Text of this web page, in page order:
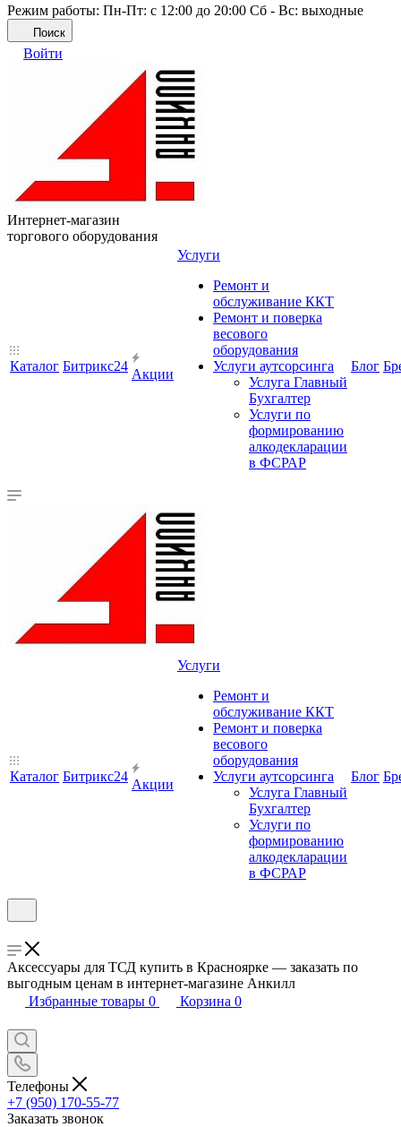
Режим работы: Пн-Пт: с 12:00 до 20:00 Сб - Вс: выходные
Поиск
Войти
Интернет-магазин
торгового оборудования
Каталог Битрикс24
Акции
Услуги
Ремонт и
обслуживание ККТ
Ремонт и поверка
весового
оборудования
Услуги аутсорсинга
Услуга Главный
Бухгалтер
Услуги по
формированию
алкодекларации
в ФСРАР
Блог
Каталог Битрикс24
Акции
Услуги
Ремонт и
обслуживание ККТ
Ремонт и поверка
весового
оборудования
Услуги аутсорсинга
Услуга Главный
Бухгалтер
Услуги по
формированию
алкодекларации
в ФСРАР
Блог
Аксессуары для ТСД купить в Красноярке — заказать по
выгодным ценам в интернет-магазине Анкилл
Избранные товары 0 Корзина 0
Телефоны
+7 (950) 170-55-77
Заказать звонок